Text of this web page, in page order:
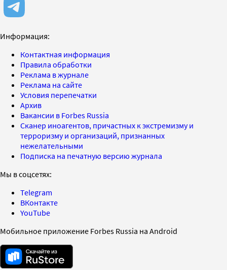
Информация:
Контактная информация
Правила обработки
Реклама в журнале
Реклама на сайте
Условия перепечатки
Архив
Вакансии в Forbes Russia
Сканер иноагентов, причастных к экстремизму и
терроризму и организаций, признанных
нежелательными
Подписка на печатную версию журнала
Мы в соцсетях:
Telegram
ВКонтакте
YouTube
Мобильное приложение Forbes Russia на Android